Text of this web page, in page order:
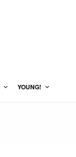
YOUNG!